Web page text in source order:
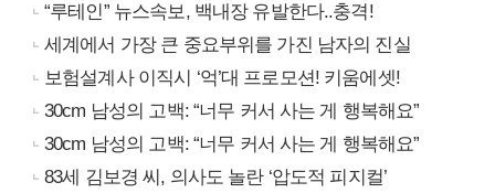
“루테인” 뉴스속보, 백내장 유발한다..충격!
세계에서 가장 큰 중요부위를 가진 남자의 진실
보험설계사 이직시 ‘억’대 프로모션! 키움에셋!
30cm 남성의 고백: “너무 커서 사는 게 행복해요”
30cm 남성의 고백: “너무 커서 사는 게 행복해요”
83세 김보경 씨, 의사도 놀란 ‘압도적 피지컬’